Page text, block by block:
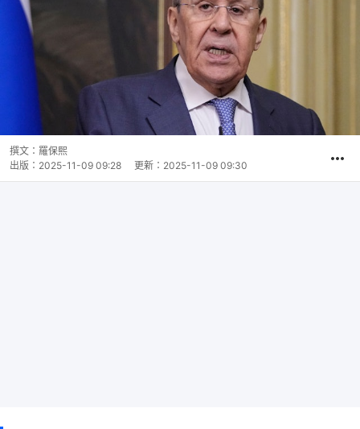
撰文： 羅保熙
出版： 2025-11-09 09:28 更新： 2025-11-09 09:30